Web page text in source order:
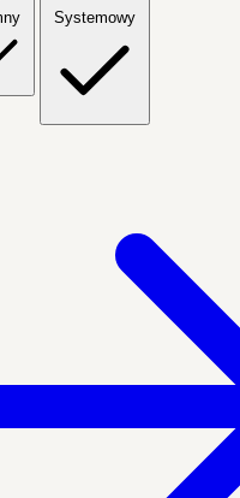
Systemowy